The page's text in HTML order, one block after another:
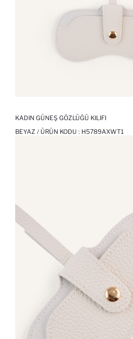
KADIN GÜNEŞ GÖZLÜĞÜ KILIFI
BEYAZ / ÜRÜN KODU : H5789AXWT1